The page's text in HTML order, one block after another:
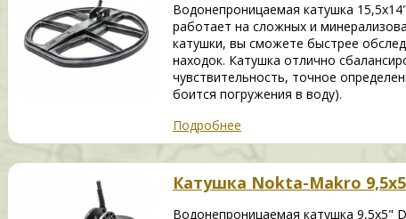
Водонепроницаемая катушка
работает на сложных и
катушки, вы сможете быстрее
находок. Катушка отлично
чувствительность, точное
боится погружения в воду).
Подробнее
Катушка Nokta-Makro
Водонепроницаемая катушка 9,5x5"